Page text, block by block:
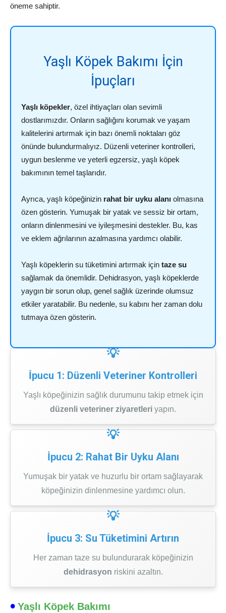
öneme sahiptir.
Yaşlı Köpek Bakımı İçin
İpuçları
Yaşlı köpekler, özel ihtiyaçları olan sevimli
dostlarımızdır. Onların sağlığını korumak ve yaşam
kalitelerini artırmak için bazı önemli noktaları göz
önünde bulundurmalıyız. Düzenli veteriner kontrolleri,
uygun beslenme ve yeterli egzersiz, yaşlı köpek
bakımının temel taşlarıdır.
Ayrıca, yaşlı köpeğinizin rahat bir uyku alanı olmasına
özen gösterin. Yumuşak bir yatak ve sessiz bir ortam,
onların dinlenmesini ve iyileşmesini destekler. Bu, kas
ve eklem ağrılarının azalmasına yardımcı olabilir.
Yaşlı köpeklerin su tüketimini artırmak için taze su
sağlamak da önemlidir. Dehidrasyon, yaşlı köpeklerde
yaygın bir sorun olup, genel sağlık üzerinde olumsuz
etkiler yaratabilir. Bu nedenle, su kabını her zaman dolu
tutmaya özen gösterin.
İpucu 1: Düzenli Veteriner Kontrolleri
Yaşlı köpeğinizin sağlık durumunu takip etmek için
düzenli veteriner ziyaretleri yapın.
İpucu 2: Rahat Bir Uyku Alanı
Yumuşak bir yatak ve huzurlu bir ortam sağlayarak
köpeğinizin dinlenmesine yardımcı olun.
İpucu 3: Su Tüketimini Artırın
Her zaman taze su bulundurarak köpeğinizin
dehidrasyon riskini azaltın.
Yaşlı Köpek Bakımı